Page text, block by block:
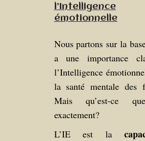
l’Intelligence
émotionnelle
Nous partons sur la
a une importance
l’Intelligence
la santé mentale des
Mais qu’est-ce
exactement?
L’IE est la